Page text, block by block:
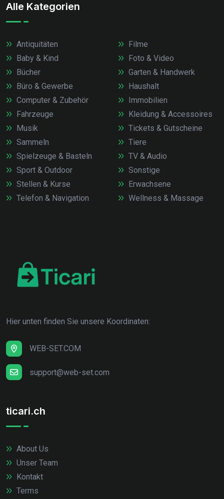
Alle Kategorien
Antiquitäten
Baby & Kind
Bücher
Büro & Gewerbe
Computer & Zubehör
Fahrzeuge
Filme
Foto & Video
Garten & Handwerk
Haushalt
Immobilien
Kleidung & Accessoires
Musik
Sammeln
Spielzeuge & Basteln
Sport & Outdoor
Stellen & Kurse
Telefon & Navigation
Tickets & Gutscheine
Tiere
TV & Audio
Sonstige
Erwachsene
Wellness & Massage
Hier unten finden Sie unsere Koordinaten:
WEB-SET.COM
support@web-set.com
ticari.ch
About Us
Unser Team
Kontakt
Terms